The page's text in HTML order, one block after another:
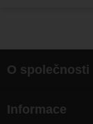
O společnosti
O nás
Informace